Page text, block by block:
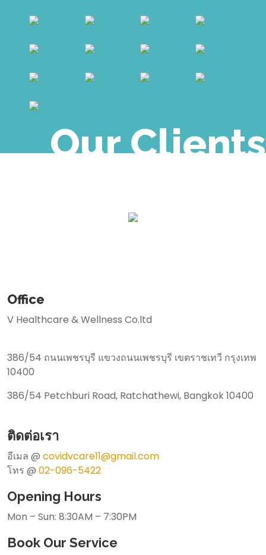
Our Clients
Office
V Healthcare & Wellness Co.ltd
386/54 ถนนเพชรบุรี แขวงถนนเพชรบุรี เขตราชเทวี กรุงเทพ
10400
386/54 Petchburi Road, Ratchathewi, Bangkok 10400
ติดต่อเรา
อีเมล @ covidvcare11@gmail.com
โทร @ 02-096-5422
Opening Hours
Mon – Sun: 8:30AM – 7:30PM
Book Our Service